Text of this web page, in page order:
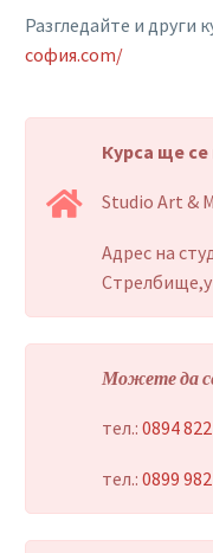
Разгледайте и други
софия.com/
Курса ще
Studio Art &
Адрес на
Стрелбище,у
Можете да
тел.: 0894
тел.: 0899